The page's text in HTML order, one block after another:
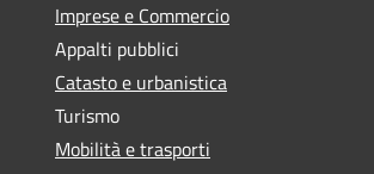
Imprese e Commercio
Appalti pubblici
Catasto e urbanistica
Turismo
Mobilità e trasporti